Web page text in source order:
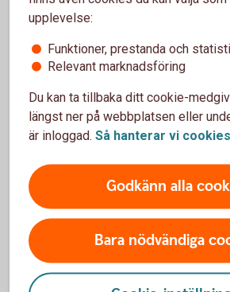
Kom igång och handla
Våra värdepapperstjänster
Vi har värdepapperstjänster för
som passar dig beror på dig och
mer om våra värdepapperstjänster
värdepapperstjänster
Så handlar du
upplevelse:
Funktioner, prestanda och
Relevant marknadsföring
Du kan ta tillbaka ditt cookie-
längst ner på webbplatsen eller
är inloggad. Så hanterar vi cookies
Godkänn alla
Bara nödvändiga